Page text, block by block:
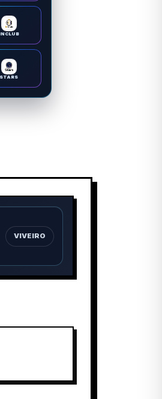
INCLUB
STARS
VIVEIRO